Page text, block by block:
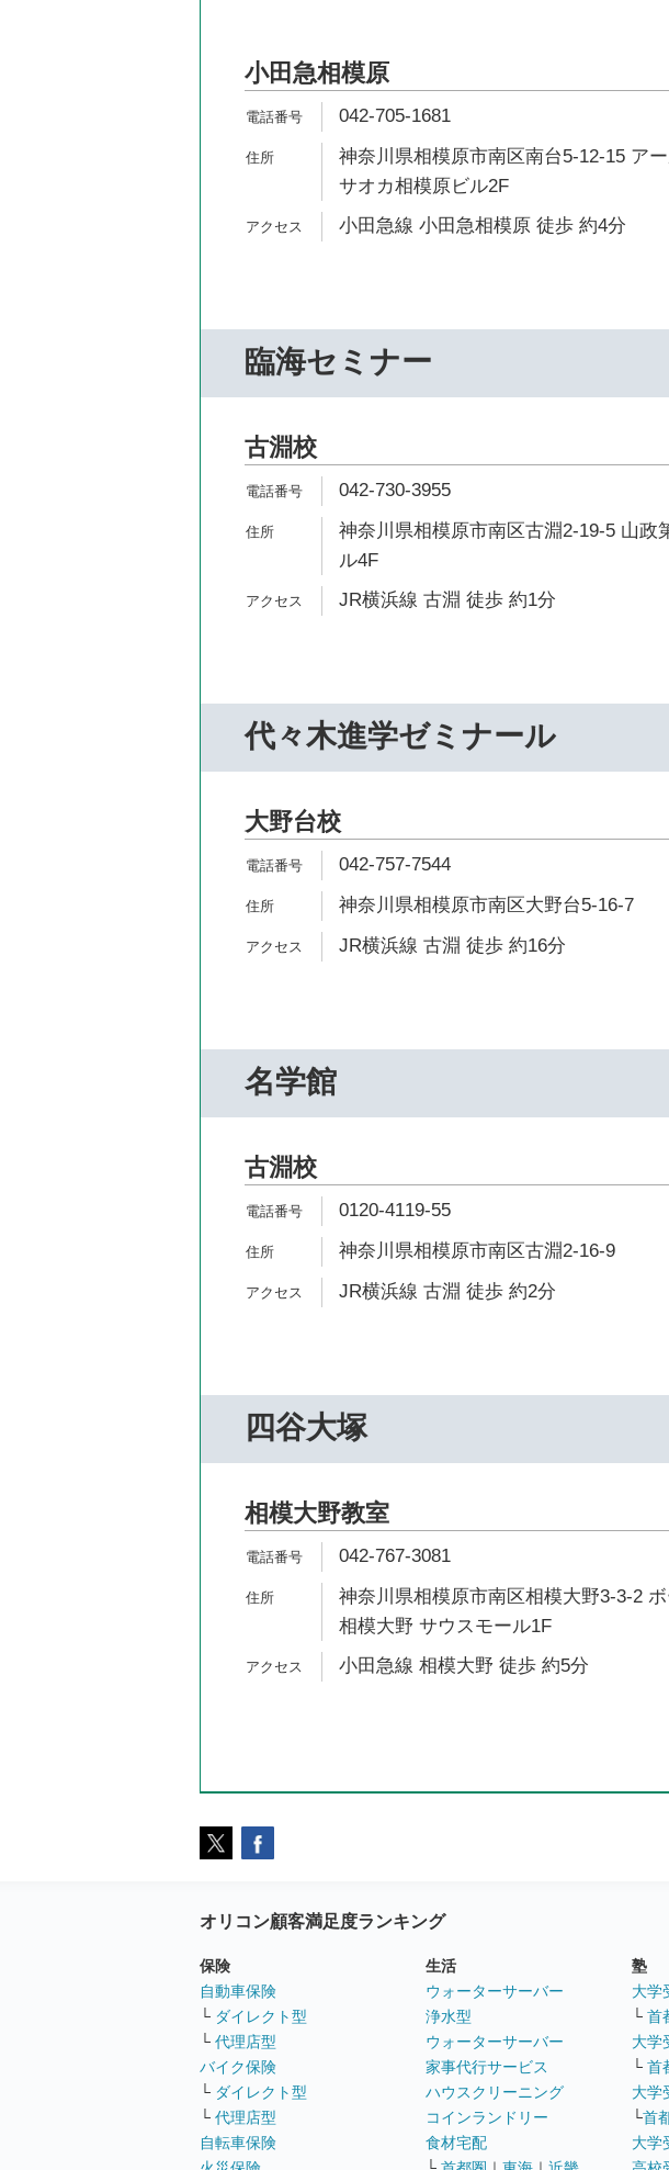
小田急相模原
042-705-1681
神奈川県相模原市南区南台5-12-15 ア
サオカ相模原ビル2F
小田急線 小田急相模原 徒歩 約4分
臨海セミナー
古淵校
042-730-3955
神奈川県相模原市南区古淵2-19-5 山政
ル4F
JR横浜線 古淵 徒歩 約1分
代々木進学ゼミナール
大野台校
042-757-7544
神奈川県相模原市南区大野台5-16-7
JR横浜線 古淵 徒歩 約16分
名学館
古淵校
0120-4119-55
神奈川県相模原市南区古淵2-16-9
JR横浜線 古淵 徒歩 約2分
四谷大塚
相模大野教室
042-767-3081
神奈川県相模原市南区相模大野3-3-2 ボ
相模大野 サウスモール1F
小田急線 相模大野 徒歩 約5分
オリコン顧客満足度ランキング
保険
自動車保険
└ ダイレクト型
└ 代理店型
バイク保険
└ ダイレクト型
└ 代理店型
自転車保険
生活
ウォーターサーバー
浄水型
ウォーターサーバー
家事代行サービス
ハウスクリーニング
コインランドリー
食材宅配
塾
大学
└ 首
大学
└ 首
大学
└首
大学